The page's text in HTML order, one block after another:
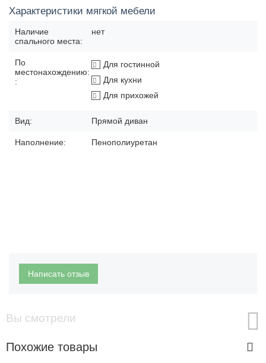
Характеристики мягкой мебели
Наличие
спального места:
нет
По
местонахождению:
:
Для гостинной
Для кухни
Для прихожей
Вид: Прямой диван
Наполнение: Пенополиуретан
Написать отзыв
Вы смотрели
Похожие товары